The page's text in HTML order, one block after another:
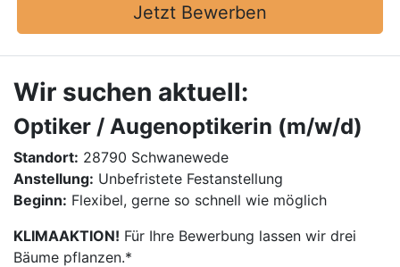
Jetzt Bewerben
Wir suchen aktuell:
Optiker / Augenoptikerin (m/w/d)
Standort: 28790 Schwanewede
Anstellung: Unbefristete Festanstellung
Beginn: Flexibel, gerne so schnell wie möglich
KLIMAAKTION! Für Ihre Bewerbung lassen wir drei
Bäume pflanzen.*